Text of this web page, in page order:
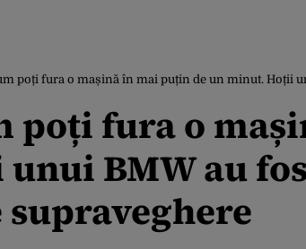
poți fura o mașină în mai puțin de un minut. Hoții
poți fura o
BMW au
supraveghere